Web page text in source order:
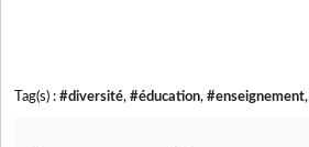
Tag(s) : #diversité, #éducation, #enseignement,